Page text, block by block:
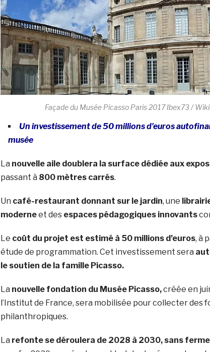
Façade du Musée Picasso Paris 2017 Ibex73 /
Un investissement de 50 millions d’euros
musée
La nouvelle aile doublera la surface dédiée aux
passant à 800 mètres carrés.
Un café-restaurant donnant sur le jardin, une
moderneet des espaces pédagogiques innovants
Le coût du projet est estimé à 50 millions d’euros, à
étude de programmation. Cet investissement sera
le soutien de la famille Picasso.
La nouvelle fondation du Musée Picasso,créée en
l’Institut de France, sera mobilisée pour collecter des
philanthropiques.
La refonte se déroulera de 2028 à 2030, sans